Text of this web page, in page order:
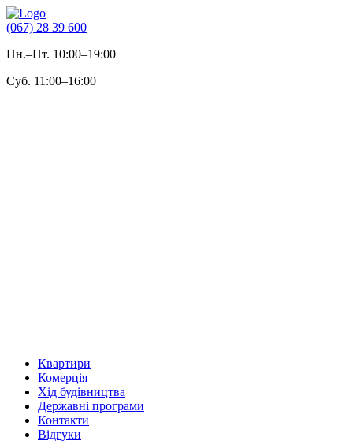
(067) 28 39 600
Пн.–Пт. 10:00–19:00
Суб. 11:00–16:00
Квартири
Комерція
Хід будівництва
Державні програми
Контакти
Відгуки